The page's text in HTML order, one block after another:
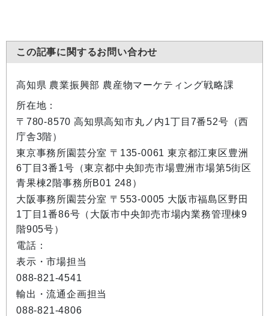
この記事に関するお問い合わせ
高知県 農業振興部 農産物マーケティング戦略課
所在地：
〒780-8570 高知県高知市丸ノ内1丁目7番52号（西
庁舎3階）
東京事務所園芸分室 〒135-0061 東京都江東区豊洲
6丁目3番1号（東京都中央卸売市場豊洲市場第5街区
青果棟2階事務所B01 248）
大阪事務所園芸分室 〒553-0005 大阪市福島区野田
1丁目1番86号（大阪市中央卸売市場内業務管理棟9
階905号）
電話：
表示・市場担当
088-821-4541
輸出・流通企画担当
088-821-4806